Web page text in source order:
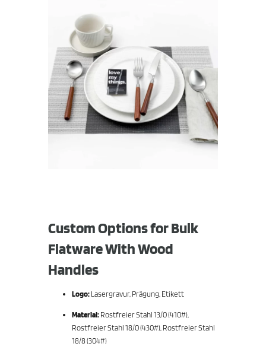
Custom Options for Bulk
Flatware With Wood
Handles
Logo: Lasergravur, Prägung, Etikett
Material:Rostfreier Stahl 13/0 (410#),
Rostfreier Stahl 18/0 (430#), Rostfreier Stahl
18/8 (304#)